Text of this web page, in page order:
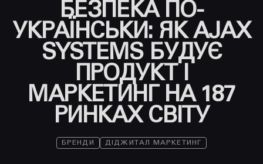
БЕЗПЕКА ПО-
УКРАЇНСЬКИ: ЯК AJAX
SYSTEMS БУДУЄ
ПРОДУКТ І
МАРКЕТИНГ НА 187
РИНКАХ СВІТУ
БРЕНДИ ДІДЖИТАЛ МАРКЕТИНГ